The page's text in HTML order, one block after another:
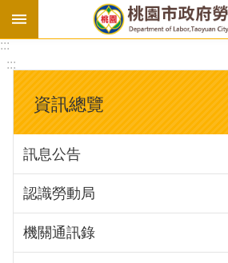
基
法
勞
資
會
庇
護
工
場
:::
:::
資訊總覽
訊息公告
認識勞動局
機關通訊錄